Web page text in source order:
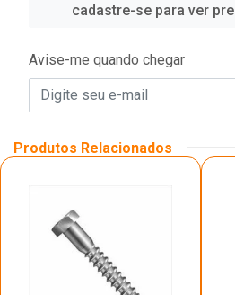
cadastre-se para ver
Avise-me quando chegar
Produtos Relacionados